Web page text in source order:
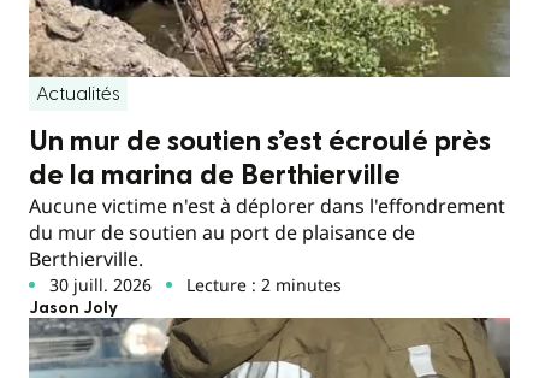
Actualités
Un mur de soutien s’est écroulé près
de la marina de Berthierville
Aucune victime n'est à déplorer dans l'effondrement
du mur de soutien au port de plaisance de
Berthierville.
30 juill. 2026 Lecture : 2 minutes
Jason Joly